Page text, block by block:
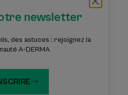
newsletter
des astuces : rejoignez la
A-DERMA
Contact
Pierre Fabre